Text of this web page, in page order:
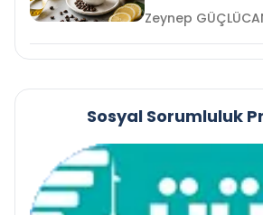
Zeynep
Sosyal Sorumluluk